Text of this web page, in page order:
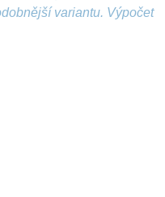
variantu. Výpočet